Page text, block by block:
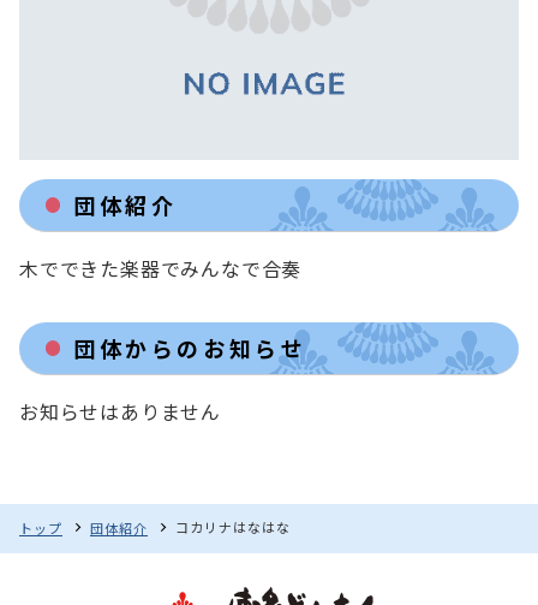
団体紹介
木でできた楽器でみんなで合奏
団体からのお知らせ
お知らせはありません
トップ 団体紹介 コカリナはなはな